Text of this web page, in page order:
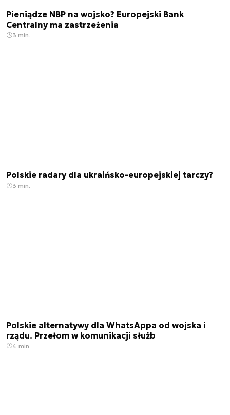
Pieniądze NBP na wojsko? Europejski Bank
Centralny ma zastrzeżenia
3 min.
Polskie radary dla ukraińsko-europejskiej tarczy?
3 min.
Polskie alternatywy dla WhatsAppa od wojska i
rządu. Przełom w komunikacji służb
4 min.